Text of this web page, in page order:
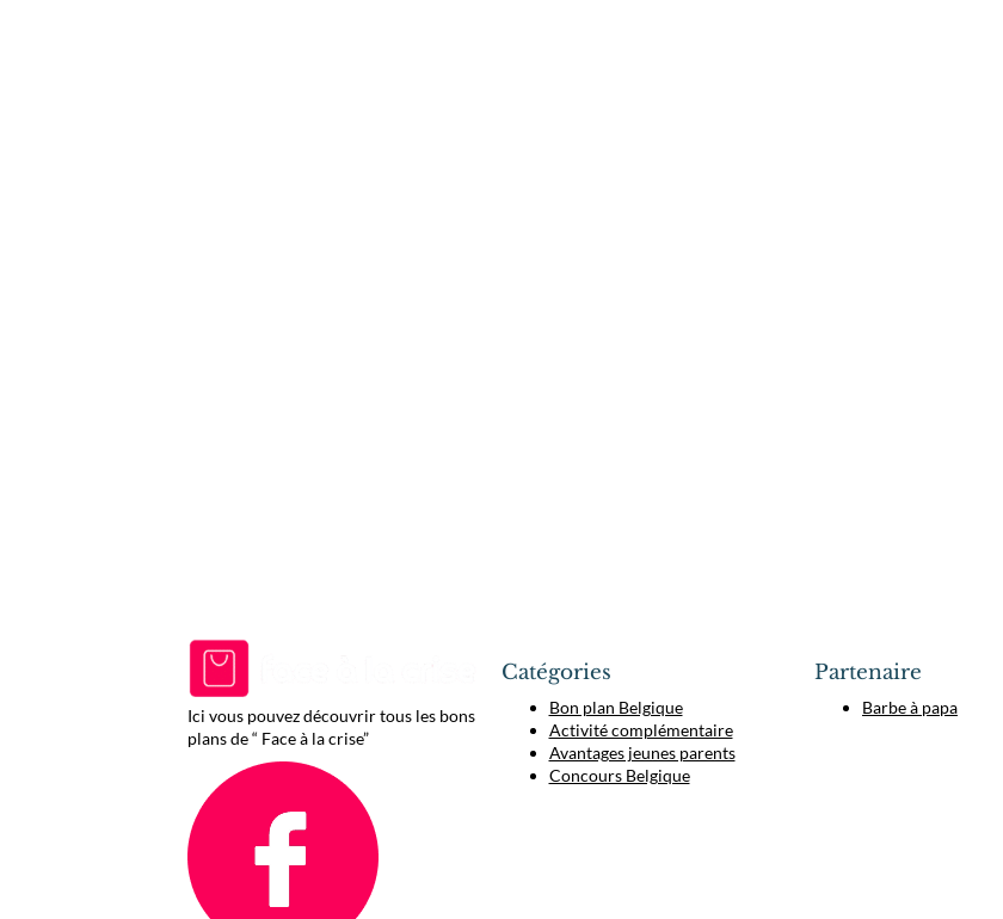
Ici vous pouvez découvrir tous les bons
plans de “ Face à la crise”
Catégories
Bon plan Belgique
Activité complémentaire
Avantages jeunes parents
Concours Belgique
Partenaire
Barbe à papa